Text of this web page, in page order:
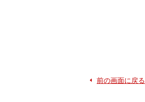
前の画面に戻る